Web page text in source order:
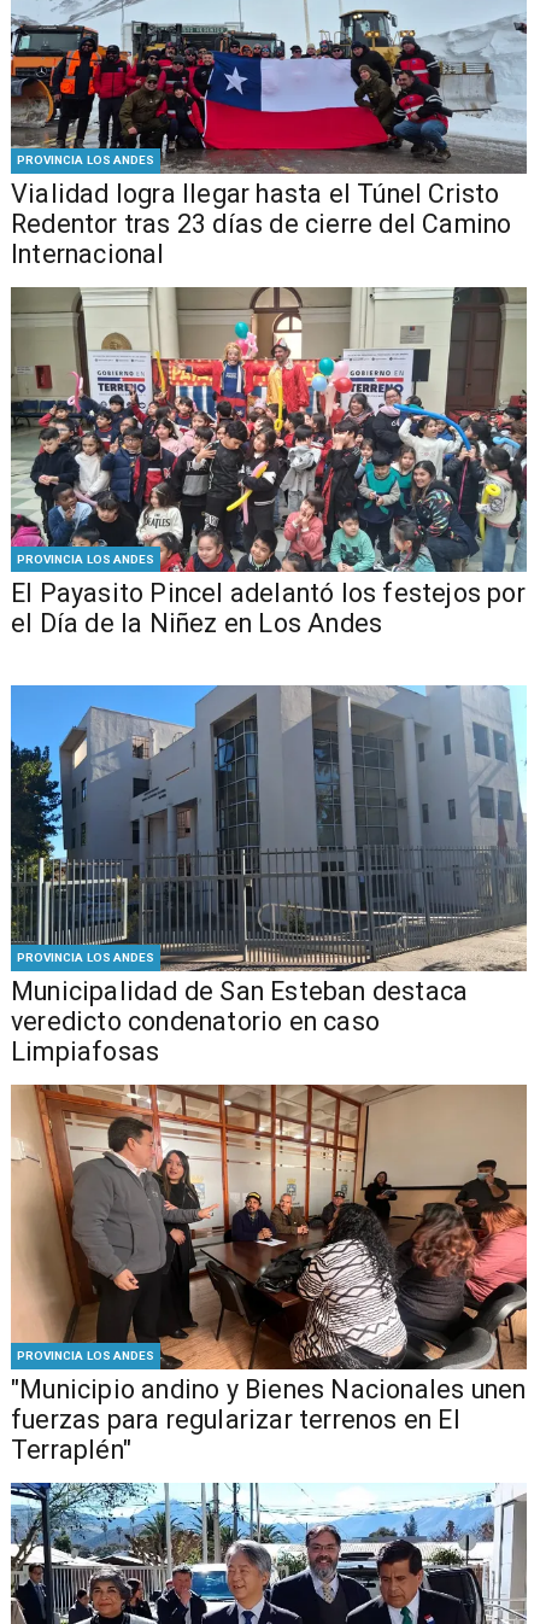
PROVINCIA LOS ANDES
Vialidad logra llegar hasta el Túnel Cristo
Redentor tras 23 días de cierre del Camino
Internacional
PROVINCIA LOS ANDES
El Payasito Pincel adelantó los festejos por
el Día de la Niñez en Los Andes
PROVINCIA LOS ANDES
Municipalidad de San Esteban destaca
veredicto condenatorio en caso
Limpiafosas
PROVINCIA LOS ANDES
"Municipio andino y Bienes Nacionales unen
fuerzas para regularizar terrenos en El
Terraplén"